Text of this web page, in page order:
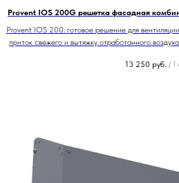
Provent IOS 200G решетка фасадная
Provent IOS 200: готовое решение для
приток свежего и вытяжку отработанного
13 250 руб. / 1